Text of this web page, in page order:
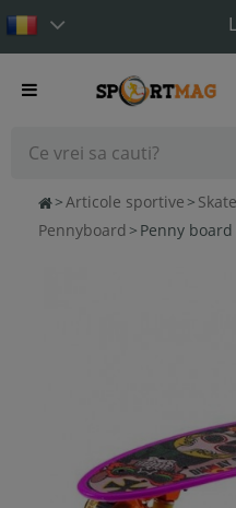
Toggle
>Articole sportive >
Pennyboard > Penny